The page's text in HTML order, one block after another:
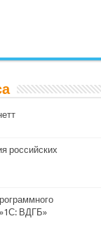
российских
ВДГБ»